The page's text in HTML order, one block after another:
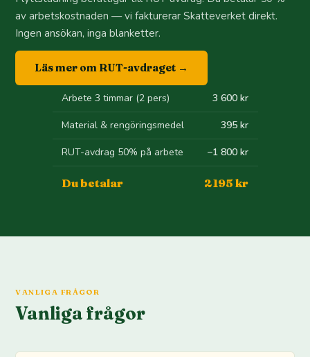
av arbetskostnaden — vi fakturerar Skatteverket direkt.
Ingen ansökan, inga blanketter.
Läs mer om RUT-avdraget →
Arbete 3 timmar (2 pers) 3 600 kr
Material & rengöringsmedel 395 kr
RUT-avdrag 50% på arbete −1 800 kr
Du betalar 2 195 kr
VANLIGA FRÅGOR
Vanliga frågor